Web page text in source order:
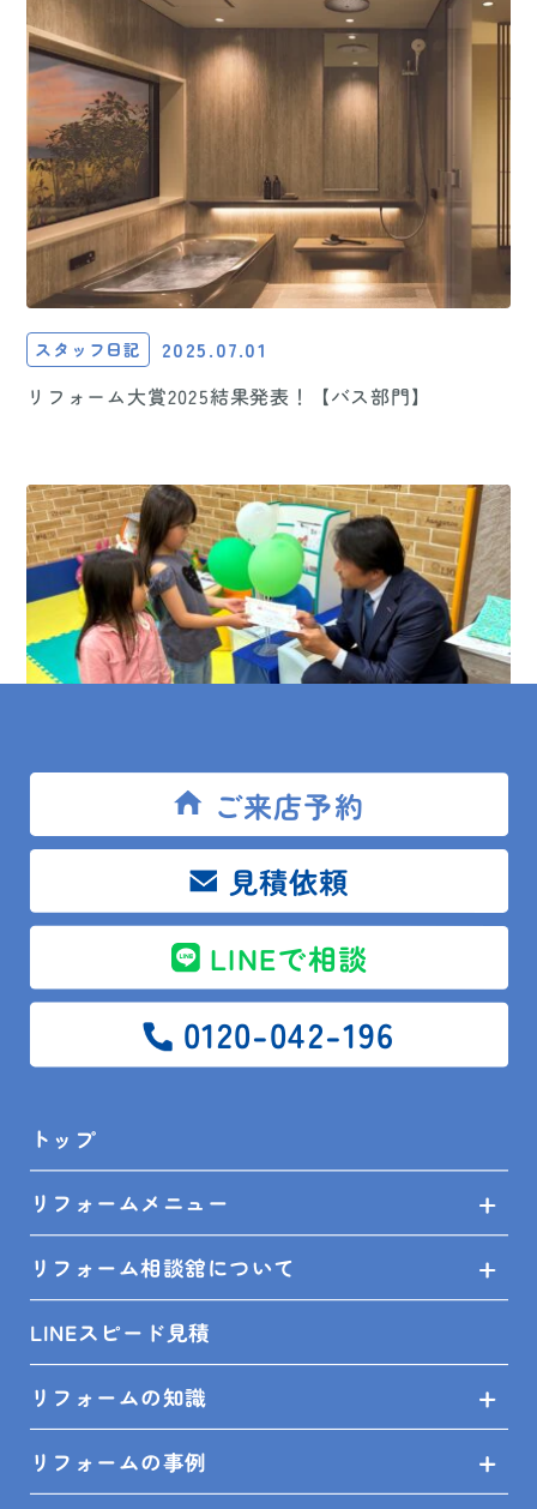
トップ
リフォームメニュー
リフォーム相談舘について
LINEスピード見積
リフォームの知識
リフォームの事例
ご来店予約
見積依頼
LINEで相談
0120-042-196
スタッフ日記 2025.07.01
リフォーム大賞2025結果発表！【バス部門】
スタッフ日記 2025.05.19
第4回ぬりえコンテスト表彰式
スタッフ日記 2025.02.16